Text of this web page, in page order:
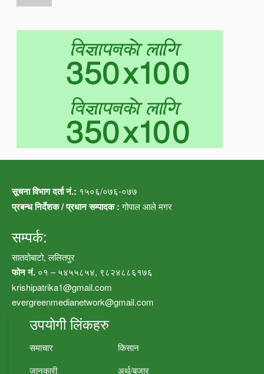
सूचना विभाग दर्ता नं.: १५०६/०७६-०७७
प्रबन्ध निर्देशक / प्रधान सम्पादक :गोपाल आले मगर
सम्पर्क:
सातदोबाटो, ललितपुर
फोन नं. ०१ – ५४५५८५४, ९८२४८८६१७६
krishipatrika1@gmail.com
evergreenmedianetwork@gmail.com
उपयोगी लिंकहरु
समाचार
किसान
जानकारी
अर्थ/बजार